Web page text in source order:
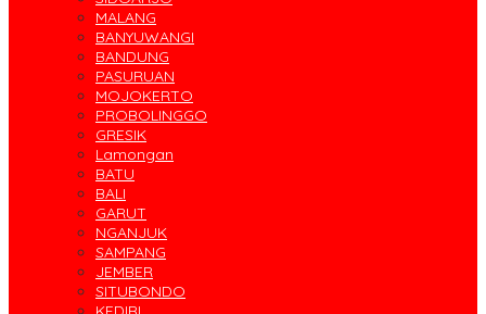
MALANG
BANYUWANGI
BANDUNG
PASURUAN
MOJOKERTO
PROBOLINGGO
GRESIK
Lamongan
BATU
BALI
GARUT
NGANJUK
SAMPANG
JEMBER
SITUBONDO